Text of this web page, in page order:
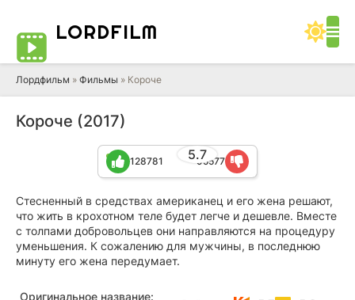
LORDFILM
Лордфильм » Фильмы » Короче
Короче (2017)
5.7
128781 95577
Стесненный в средствах американец и его жена решают,
что жить в крохотном теле будет легче и дешевле. Вместе
с толпами добровольцев они направляются на процедуру
уменьшения. К сожалению для мужчины, в последнюю
минуту его жена передумает.
Оригинальное название: